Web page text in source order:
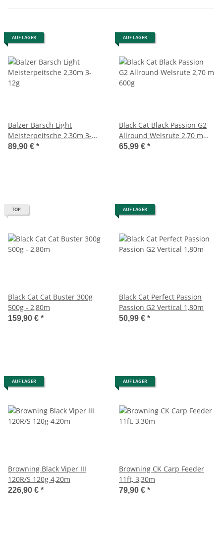
AUF LAGER
Balzer Barsch Light
Meisterpeitsche 2,30m 3-
12g
89,90 € *
AUF LAGER
Black Cat Black Passion G2
Allround Welsrute 2,70 m
600g
65,99 € *
TOP
Black Cat Cat Buster 300g
500g - 2,80m
159,90 € *
AUF LAGER
Black Cat Perfect Passion
Passion G2 Vertical 1,80m
50,99 € *
AUF LAGER
Browning Black Viper III
120R/S 120g 4,20m
226,90 € *
AUF LAGER
Browning CK Carp Feeder
11ft, 3,30m
79,90 € *